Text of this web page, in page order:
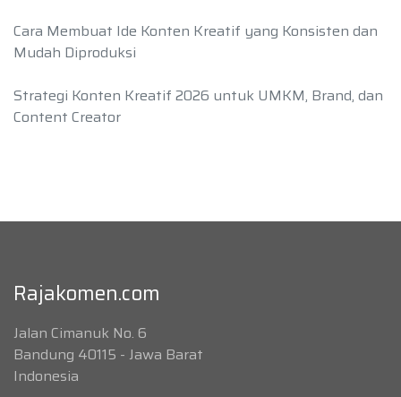
Cara Membuat Ide Konten Kreatif yang Konsisten dan
Mudah Diproduksi
Strategi Konten Kreatif 2026 untuk UMKM, Brand, dan
Content Creator
Rajakomen.com
Jalan Cimanuk No. 6
Bandung 40115 - Jawa Barat
Indonesia